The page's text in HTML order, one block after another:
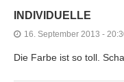
INDIVIDUELLE
16. September 2013 -
Die Farbe ist so toll.